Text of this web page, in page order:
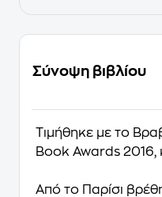
Σύνοψη βιβλίου
Τιμήθηκε με το
Book Awards 2016,
Από το Παρίσι